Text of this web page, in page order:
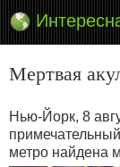
Мертвая
Нью-Йорк, 8
метро найдена